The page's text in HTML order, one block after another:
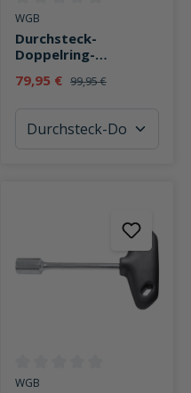
0 von 5 Sternen
Durchschnittliche Bewertung
WGB
Durchsteck-
Doppelring-
Satz 16-teilig
79,95 € 99,95 €
0 von 5 Sternen
Durchschnittliche Bewertung
WGB